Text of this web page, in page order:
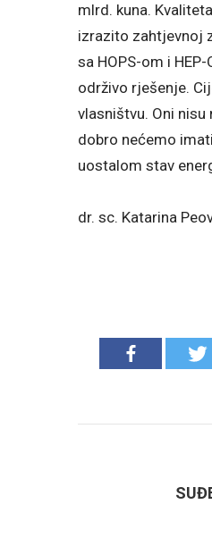
mlrd. kuna.
izrazito zahtjevnoj
sa HOPS-om i
održivo rješenje.
vlasništvu. Oni
dobro nećemo
uostalom stav
dr. sc. Katarina